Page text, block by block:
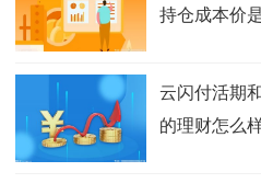
持仓成本价
云闪付活期
的理财怎么